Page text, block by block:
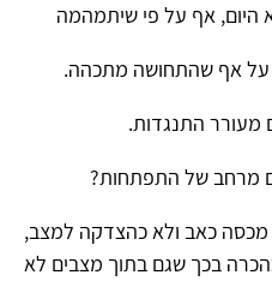
היום, אף על פי שיתמהמה
על אף שהתחושה מתכהה.
מעורר התנגדות.
מרחב של התפתחות?
מכסה כאב ולא כהצדקה למצב,
בכך שגם בתוך מצבים לא